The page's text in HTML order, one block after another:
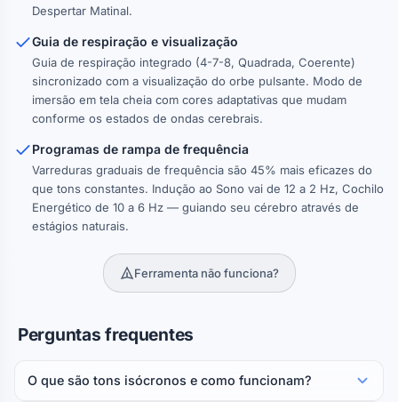
Despertar Matinal.
Guia de respiração e visualização
Guia de respiração integrado (4-7-8, Quadrada, Coerente)
sincronizado com a visualização do orbe pulsante. Modo de
imersão em tela cheia com cores adaptativas que mudam
conforme os estados de ondas cerebrais.
Programas de rampa de frequência
Varreduras graduais de frequência são 45% mais eficazes do
que tons constantes. Indução ao Sono vai de 12 a 2 Hz, Cochilo
Energético de 10 a 6 Hz — guiando seu cérebro através de
estágios naturais.
Ferramenta não funciona?
Perguntas frequentes
O que são tons isócronos e como funcionam?